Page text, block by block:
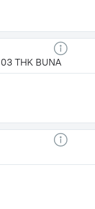
THK BUNA